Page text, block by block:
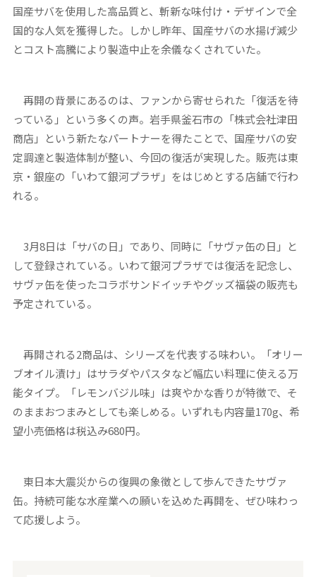
国産サバを使用した高品質と、斬新な味付け・デザインで全
国的な人気を獲得した。しかし昨年、国産サバの水揚げ減少
とコスト高騰により製造中止を余儀なくされていた。
再開の背景にあるのは、ファンから寄せられた「復活を待
っている」という多くの声。岩手県釜石市の「株式会社津田
商店」という新たなパートナーを得たことで、国産サバの安
定調達と製造体制が整い、今回の復活が実現した。販売は東
京・銀座の「いわて銀河プラザ」をはじめとする店舗で行わ
れる。
3月8日は「サバの日」であり、同時に「サヴァ缶の日」と
して登録されている。いわて銀河プラザでは復活を記念し、
サヴァ缶を使ったコラボサンドイッチやグッズ福袋の販売も
予定されている。
再開される2商品は、シリーズを代表する味わい。「オリー
ブオイル漬け」はサラダやパスタなど幅広い料理に使える万
能タイプ。「レモンバジル味」は爽やかな香りが特徴で、そ
のままおつまみとしても楽しめる。いずれも内容量170g、希
望小売価格は税込み680円。
東日本大震災からの復興の象徴として歩んできたサヴァ
缶。持続可能な水産業への願いを込めた再開を、ぜひ味わっ
て応援しよう。